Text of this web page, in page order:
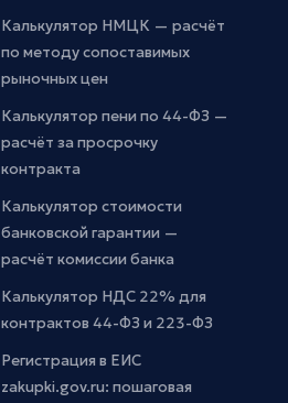
Калькулятор НМЦК — расчёт
по методу сопоставимых
рыночных цен
Калькулятор пени по 44-ФЗ —
расчёт за просрочку
контракта
Калькулятор стоимости
банковской гарантии —
расчёт комиссии банка
Калькулятор НДС 22% для
контрактов 44-ФЗ и 223-ФЗ
Регистрация в ЕИС
zakupki.gov.ru: пошаговая